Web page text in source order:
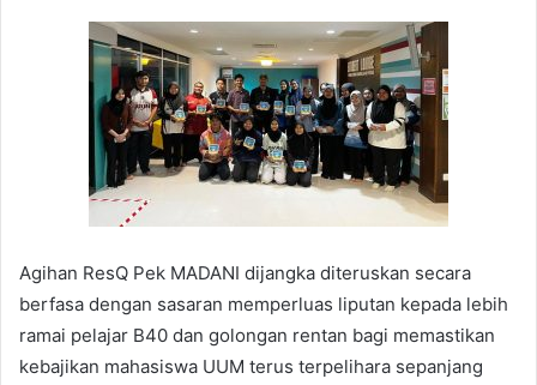
Agihan ResQ Pek MADANI dijangka diteruskan secara
berfasa dengan sasaran memperluas liputan kepada lebih
ramai pelajar B40 dan golongan rentan bagi memastikan
kebajikan mahasiswa UUM terus terpelihara sepanjang